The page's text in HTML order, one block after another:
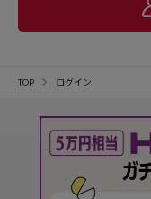
TOP ログイン